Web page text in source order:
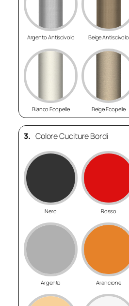
Argento Antiscivolo Beige Antiscivolo
Bianco Ecopelle Beige Ecopelle
3. Colore Cuciture Bordi
Nero Rosso
Argento Arancione